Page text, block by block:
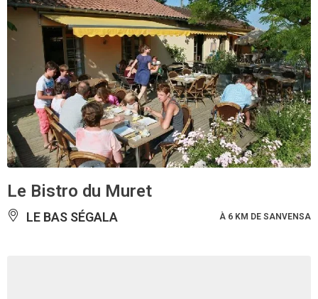
Le Bistro du Muret
LE BAS SÉGALA À 6 KM DE SANVENSA